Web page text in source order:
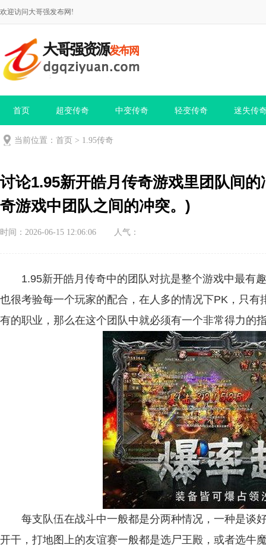
欢迎访问大哥强发布网!
首页 超变传奇 中变传奇 轻变传奇 迷失传
当前位置： 首页 > 1.95传奇
讨论1.95新开皓月传奇游戏里团队间
奇游戏中团队之间的冲突。)
时间：2026-06-15 12:06:06 人气：
1.95新开皓月传奇中的团队对抗是整个游戏中最有
也很考验每一个玩家的配合，在人多的情况下PK，只
有的职业，那么在这个团队中就必须有一个非常得力的
每支队伍在战斗中一般都是分两种情况，一种是谈
开干，打地图上的友谊赛一般都是选尸王殿，或者选牛